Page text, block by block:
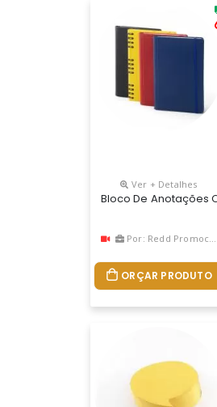
Ver + Detalhes
Bloco De Anotações
Por: Redd Promocional
ORÇAR PRODUTO